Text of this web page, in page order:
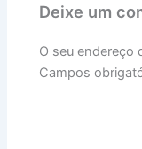
Deixe um
O seu endereço
Campos